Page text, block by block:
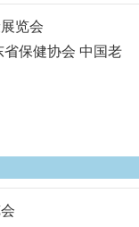
览会
保健协会 中国老